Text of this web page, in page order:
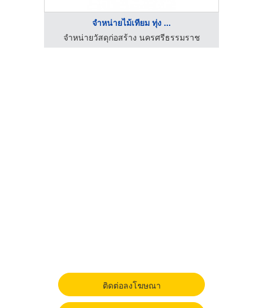
จำหน่ายไม้เทียม ทุ่ง ...
จำหน่ายวัสดุก่อสร้าง นครศรีธรรมราช
ติดต่อลงโฆษณา